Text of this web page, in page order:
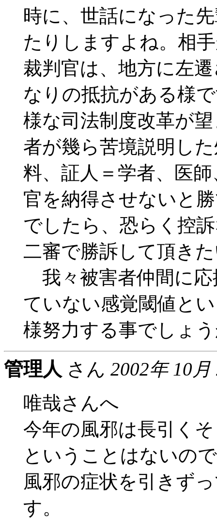
時に、世話になった
たりしますよね。相
裁判官は、地方に左
なりの抵抗がある様
様な司法制度改革が
者が幾ら苦境説明し
料、証人＝学者、医
官を納得させないと
でしたら、恐らく控
二審で勝訴して頂き
我々被害者仲間に応
ていない感覚閾値と
様努力する事でしょ
管理人 さん 2002年 10
唯哉さんへ
今年の風邪は長引く
ということはないの
風邪の症状を引きず
す。